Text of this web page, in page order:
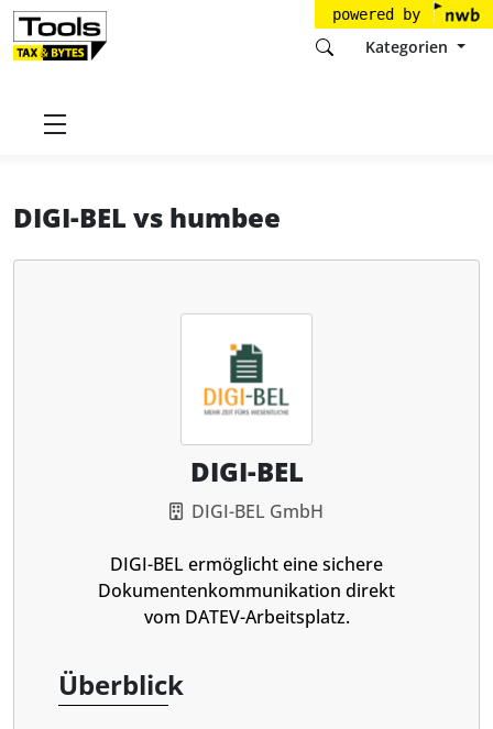
powered by
Kategorien
Startseite
DIGI-BEL vs humbee
DIGI-BEL
DIGI-BEL GmbH
DIGI-BEL ermöglicht eine sichere
Dokumentenkommunikation direkt
vom DATEV-Arbeitsplatz.
Überblick